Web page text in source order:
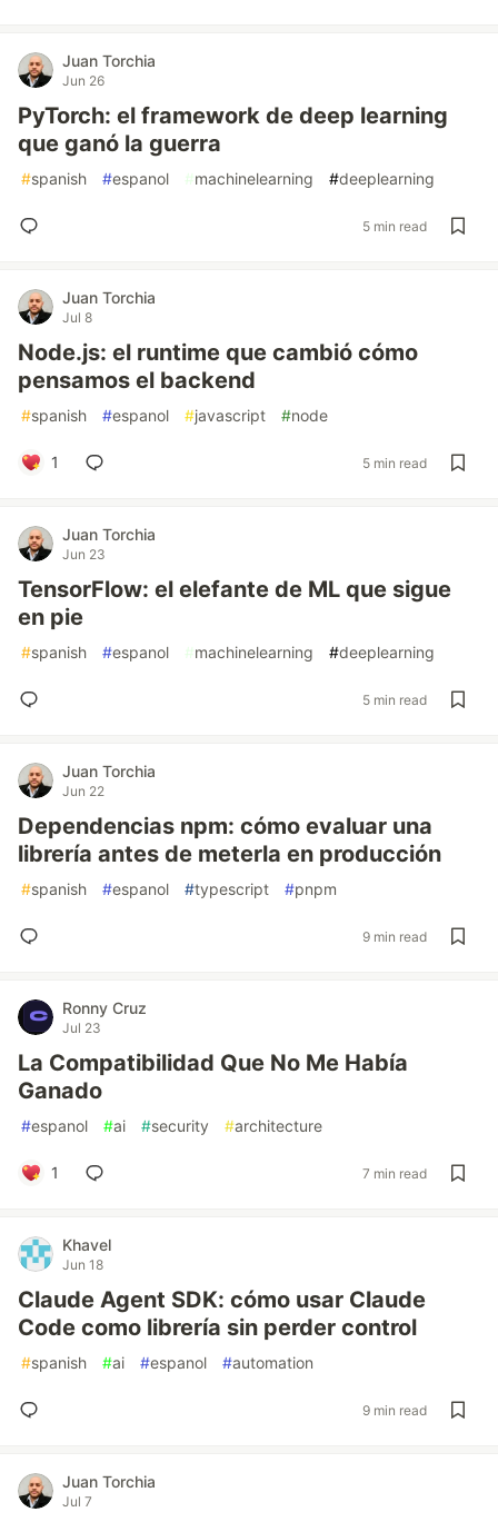
Juan Torchia
Jun 26
PyTorch: el framework de deep learning
que ganó la guerra
#spanish #espanol #machinelearning #deeplearning
5 min read
Juan Torchia
Jul 8
Node.js: el runtime que cambió cómo
pensamos el backend
#spanish #espanol #javascript #node
1 5 min read
Juan Torchia
Jun 23
TensorFlow: el elefante de ML que sigue
en pie
#spanish #espanol #machinelearning #deeplearning
5 min read
Juan Torchia
Jun 22
Dependencias npm: cómo evaluar una
librería antes de meterla en producción
#spanish #espanol #typescript #pnpm
9 min read
Ronny Cruz
Jul 23
La Compatibilidad Que No Me Había
Ganado
#espanol #ai #security #architecture
1 7 min read
Khavel
Jun 18
Claude Agent SDK: cómo usar Claude
Code como librería sin perder control
#spanish #ai #espanol #automation
9 min read
Juan Torchia
Jul 7